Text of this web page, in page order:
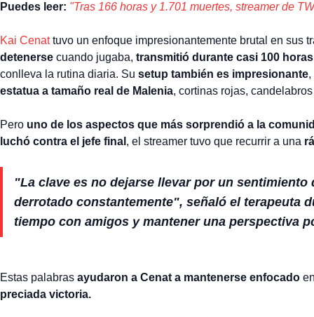
Puedes leer: "Tras 166 horas y 1.701 muertes, streamer de
Kai Cenattuvo un enfoque impresionantemente brutal en sus
detenerse cuando jugaba, transmitió durante casi 100
conlleva la rutina diaria. Su setup también es impresionante,
estatua a tamaño real de Malenia, cortinas rojas,
Pero uno de los aspectos que más sorprendió a la
luchó contra el jefe final , el streamer tuvo que recurrir a una
"La clave es no dejarse llevar por un
derrotado constantemente", señaló el terapeuta
tiempo con amigos y mantener una perspectiva
Estas palabras ayudaron a Cenat a mantenerse enfocado
preciada victoria.